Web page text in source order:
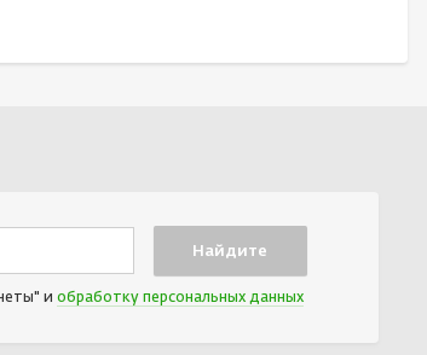
и обработку персональных данных